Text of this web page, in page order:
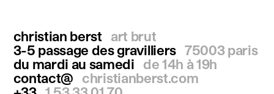
christian berst
art brut
3-5 passage des gravilliers 75003 paris
du mardi au samedi
de 14h à 19h
contact@
christianberst.com